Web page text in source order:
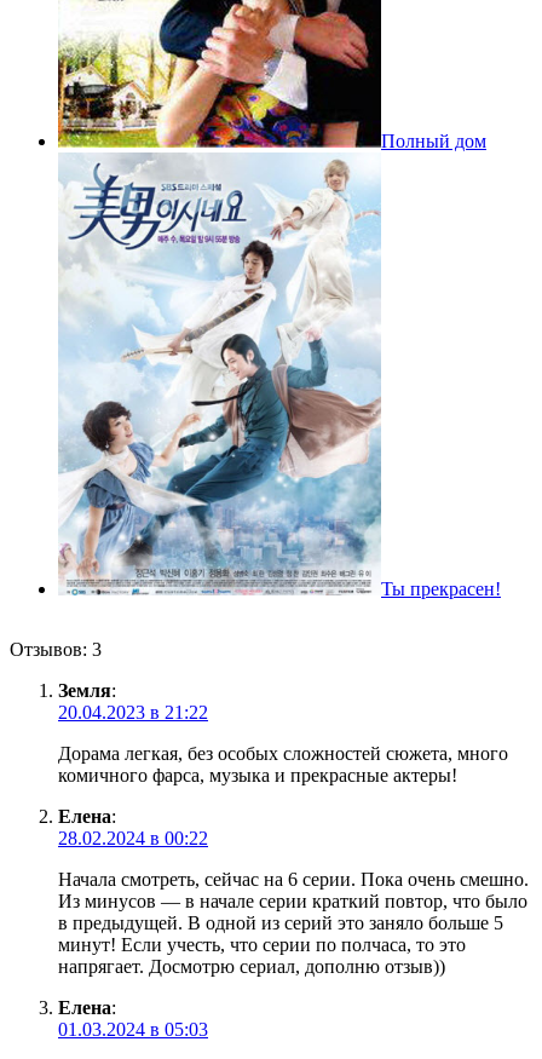
Полный дом
Ты прекрасен!
Отзывов: 3
Земля:
20.04.2023 в 21:22
Дорама легкая, без особых сложностей сюжета, много
комичного фарса, музыка и прекрасные актеры!
Елена:
28.02.2024 в 00:22
Начала смотреть, сейчас на 6 серии. Пока очень смешно.
Из минусов — в начале серии краткий повтор, что было
в предыдущей. В одной из серий это заняло больше 5
минут! Если учесть, что серии по полчаса, то это
напрягает. Досмотрю сериал, дополню отзыв))
Елена:
01.03.2024 в 05:03